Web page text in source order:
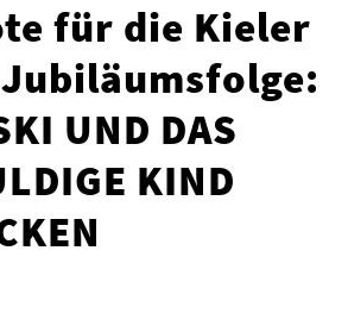
für die Kieler
Jubiläumsfolge:
UND DAS
KIND